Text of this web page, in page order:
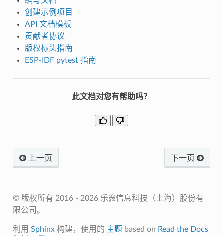
创建示例项目
API 文档模板
贡献者协议
版权标头指南
ESP-IDF pytest 指南
此文档对您有帮助吗？
上一页 下一页
© 版权所有 2016 - 2026 乐鑫信息科技（上海）股份有
限公司。
利用 Sphinx构建，使用的 主题 based on Read the Docs